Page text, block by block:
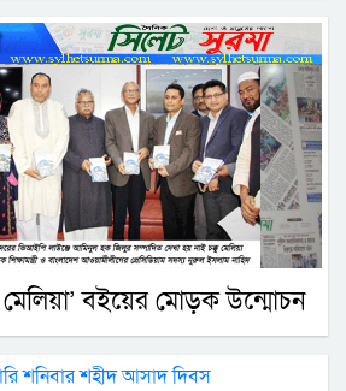
মেলিয়া’ বইয়ের মোড়ক উন্মোচন